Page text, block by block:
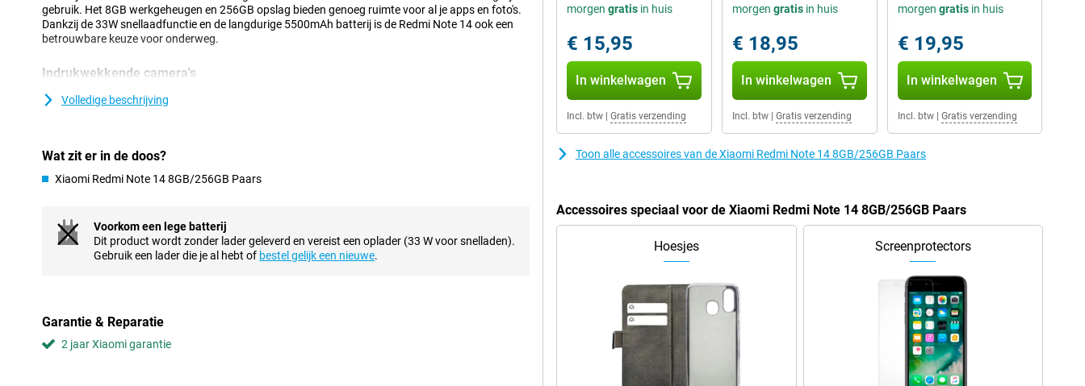
gebruik. Het 8GB werkgeheugen en 256GB opslag bieden genoeg ruimte voor al je apps en foto's.
Dankzij de 33W snellaadfunctie en de langdurige 5500mAh batterij is de Redmi Note 14 ook een
betrouwbare keuze voor onderweg.
Indrukwekkende camera's
De 108MP hoofdcamera zorgt voor scherpe beelden met veel detail. Dankzij de RAW domain night
modus maak je levendige foto’s in het donker, terwijl AI-functies zoals AI Erase en AI Sky het
altijd verbonden, of je nu werkt, je favoriete serie streamt of games speelt.
Mooi AMOLED-display
Snelle processor
De Redmi Note 14 wordt aangedreven door een MediaTek Helio G99-Ultra processor. Deze
Volledige beschrijving
Wat zit er in de doos?
Xiaomi Redmi Note 14 8GB/256GB Paars
Voorkom een lege batterij
Dit product wordt zonder lader geleverd en vereist een oplader (33 W voor snelladen).
Gebruik een lader die je al hebt of bestel gelijk een nieuwe.
Garantie & Reparatie
2 jaar Xiaomi garantie
morgen gratis in huis
€ 15,95
In winkelwagen
Incl. btw Gratis verzending
morgen gratisin huis
€ 18,95
In winkelwagen
Incl. btw| Gratis verzending
morgen gratisin huis
€ 19,95
In winkelwagen
Incl. btw| Gratis verzending
Toon alle accessoires van de Xiaomi Redmi Note 14 8GB/256GB Paars
Accessoires speciaal voor de Xiaomi Redmi Note 14 8GB/256GB Paars
Hoesjes Screenprotectors